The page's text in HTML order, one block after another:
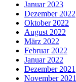
Januar 2023
Dezember 2022
Oktober 2022
August 2022
März 2022
Februar 2022
Januar 2022
Dezember 2021
November 2021